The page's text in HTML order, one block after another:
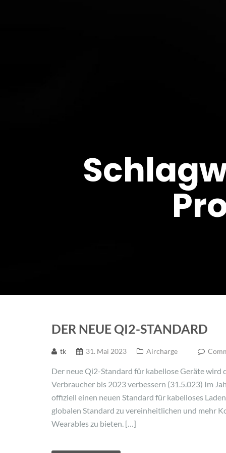
DER NEUE QI2-STANDARD
tk 31. Mai 2023 Aircharge
Der neue Qi2-Standard für kabellose Geräte wird
Verbraucher bis 2023 verbessern (31.5.023) Im
offiziell einen neuen Standard für kabelloses
globalen Standard zu vereinheitlichen und mehr
Wearables zu bieten. […]